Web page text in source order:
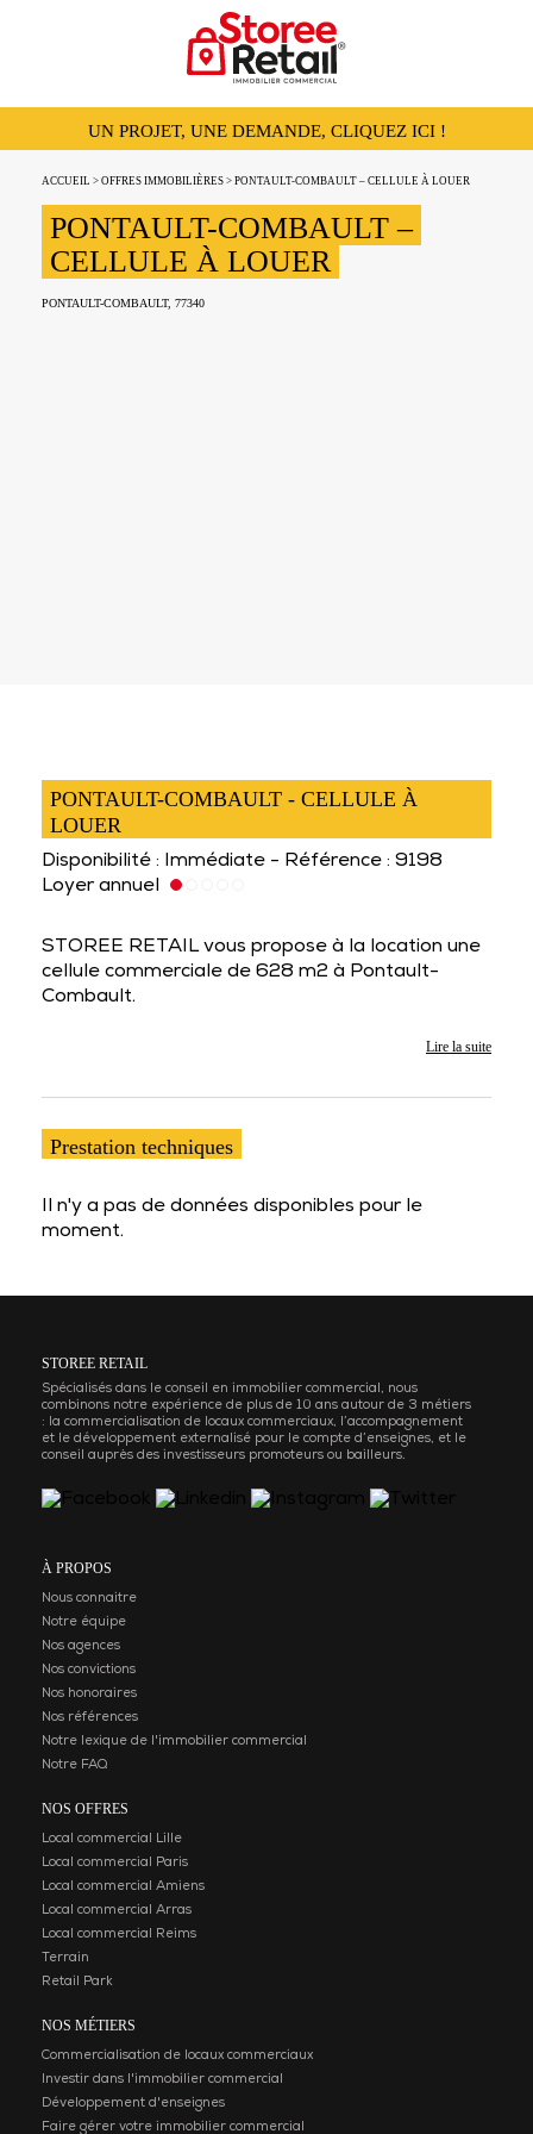
UN PROJET, UNE DEMANDE, CLIQUEZ ICI !
ACCUEIL > OFFRES IMMOBILIÈRES > PONTAULT-COMBAULT – CELLULE À LOUER
PONTAULT-COMBAULT –
CELLULE À LOUER
PONTAULT-COMBAULT, 77340
PONTAULT-COMBAULT - CELLULE À
LOUER
Disponibilité : Immédiate - Référence : 9198
Loyer annuel
STOREE RETAIL vous propose à la location une
cellule commerciale de 628 m2 à Pontault-
Combault.
Lire la suite
Prestation techniques
Il n'y a pas de données disponibles pour le
moment.
STOREE RETAIL
Spécialisés dans le conseil en immobilier commercial, nous
combinons notre expérience de plus de 10 ans autour de 3 métiers
: la commercialisation de locaux commerciaux, l’accompagnement
et le développement externalisé pour le compte d’enseignes, et le
conseil auprès des investisseurs promoteurs ou bailleurs.
À PROPOS
Nous connaitre
Notre équipe
Nos agences
Nos convictions
Nos honoraires
Nos références
Notre lexique de l'immobilier commercial
Notre FAQ
NOS OFFRES
Local commercial Lille
Local commercial Paris
Local commercial Amiens
Local commercial Arras
Local commercial Reims
Terrain
Retail Park
NOS MÉTIERS
Commercialisation de locaux commerciaux
Investir dans l'immobilier commercial
Développement d'enseignes
Faire gérer votre immobilier commercial